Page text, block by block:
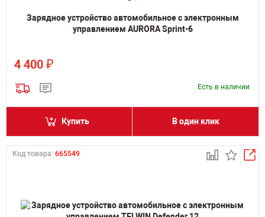
Зарядное устройство автомобильное с электронным
управлением AURORA Sprint-6
4 400 ₽
Есть в наличии
Купить В один клик
Код товара: 665549